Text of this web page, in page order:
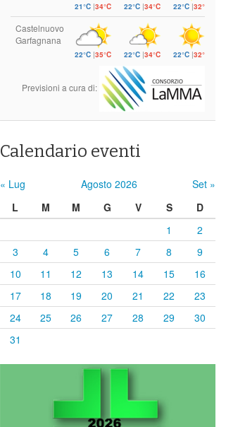
21°C |34°C 22°C |34°C 22°C |32°C
Castelnuovo
Garfagnana
22°C |35°C 22°C |34°C 22°C |32°C
Previsioni a cura di:
Calendario eventi
« Lug Agosto 2026
Set »
L
M M G V S
D
1
2
3
4 5 6 7 8
9
10
11 12 13 14 15
16
17
18 19 20 21 22
23
24
25 26 27 28 29
30
31